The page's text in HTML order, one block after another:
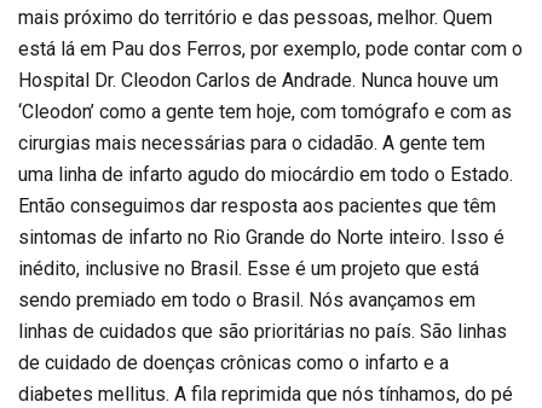
mais próximo do território e das pessoas, melhor. Quem
está lá em Pau dos Ferros, por exemplo, pode contar com o
Hospital Dr. Cleodon Carlos de Andrade. Nunca houve um
‘Cleodon’ como a gente tem hoje, com tomógrafo e com as
cirurgias mais necessárias para o cidadão. A gente tem
uma linha de infarto agudo do miocárdio em todo o Estado.
Então conseguimos dar resposta aos pacientes que têm
sintomas de infarto no Rio Grande do Norte inteiro. Isso é
inédito, inclusive no Brasil. Esse é um projeto que está
sendo premiado em todo o Brasil. Nós avançamos em
linhas de cuidados que são prioritárias no país. São linhas
de cuidado de doenças crônicas como o infarto e a
diabetes mellitus. A fila reprimida que nós tínhamos, do pé